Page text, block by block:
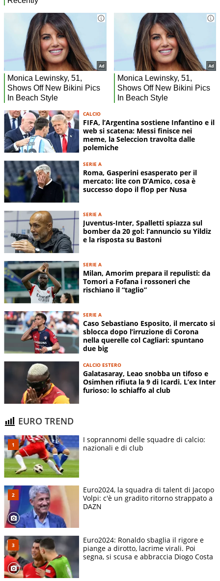
CALCIO
FIFA, l’Argentina sostiene Infantino e il
web si scatena: Messi finisce nei
meme, la Seleccion travolta dalle
polemiche
SERIE A
Roma, Gasperini esasperato per il
mercato: lite con D’Amico, cosa è
successo dopo il flop per Nusa
SERIE A
Juventus-Inter, Spalletti spiazza sul
bomber da 20 gol: l’annuncio su Yildiz
e la risposta su Bastoni
SERIE A
Milan, Amorim prepara il repulisti: da
Tomori a Fofana i rossoneri che
rischiano il “taglio”
SERIE A
Caso Sebastiano Esposito, il mercato si
sblocca dopo l’irruzione di Corona
nella querelle col Cagliari: spuntano
due big
CALCIO ESTERO
Galatasaray, Leao snobba un tifoso e
Osimhen rifiuta la 9 di Icardi. L’ex Inter
furioso: lo schiaffo al club
EURO TREND
I soprannomi delle squadre di calcio:
nazionali e di club
Euro2024, la squadra di talent di Jacopo
Volpi: c'è un gradito ritorno strappato a
DAZN
Euro2024: Ronaldo sbaglia il rigore e
piange a dirotto, lacrime virali. Poi
segna, si scusa e abbraccia Diogo Costa